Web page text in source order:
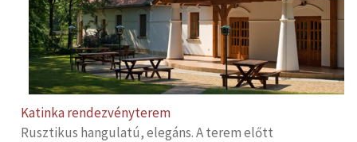
Katinka rendezvényterem
Rusztikus hangulatú, elegáns. A terem előtt